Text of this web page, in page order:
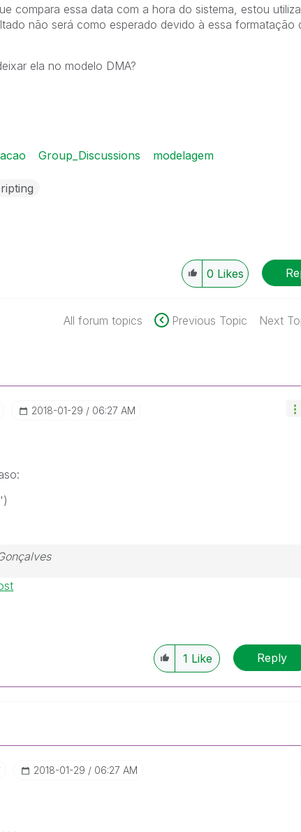
compara essa data com a hora do sistema, estou
não será como esperado devido à essa formatação
ela no modelo DMA?
Group_Discussions modelagem
0 Likes
All forum topics Previous Topic Next
‎2018-01-29 06:27 AM
1 Like Reply
‎2018-01-29 06:27 AM